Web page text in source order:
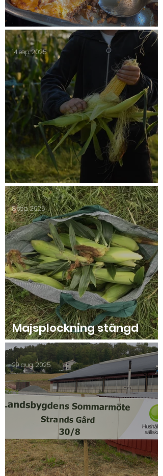
Shepherds paj
Säsongsavslutning 2025
14 sep. 2025
Majsplockning stängd
onsdag 10/9!
8 sep. 2025
29 aug. 2025